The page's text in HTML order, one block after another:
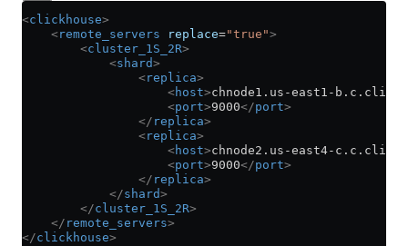
<clickhouse>
    <
remote_servers replace="true">
        <
cluster_1S_2R>
            <
shard>
                <
replica>
                    <
host>chnode1.us-east1-
                    <
port>9000</port>
                </
replica>
                <
replica>
                    <
host>chnode2.us-east4-
                    <
port>9000</port>
                </
replica>
            </
shard>
        </
cluster_1S_2R>
    </
remote_servers>
</clickhouse>